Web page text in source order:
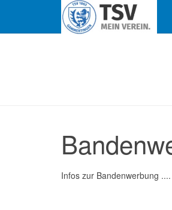
Infos zur Bandenwerbung